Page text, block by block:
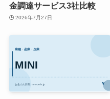
金調達サービス3社比較
2026年7月27日